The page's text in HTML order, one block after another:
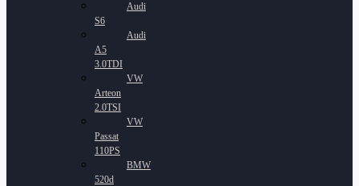
Audi
S6
Audi
A5
3.0TDI
VW
Arteon
2.0TSI
VW
Passat
110PS
BMW
520d